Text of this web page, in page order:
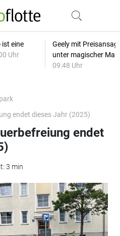
ist eine
Uhr
Geely mit
unter magischer
09:48 Uhr
endet dieses Jahr (2025)
endet
3 min